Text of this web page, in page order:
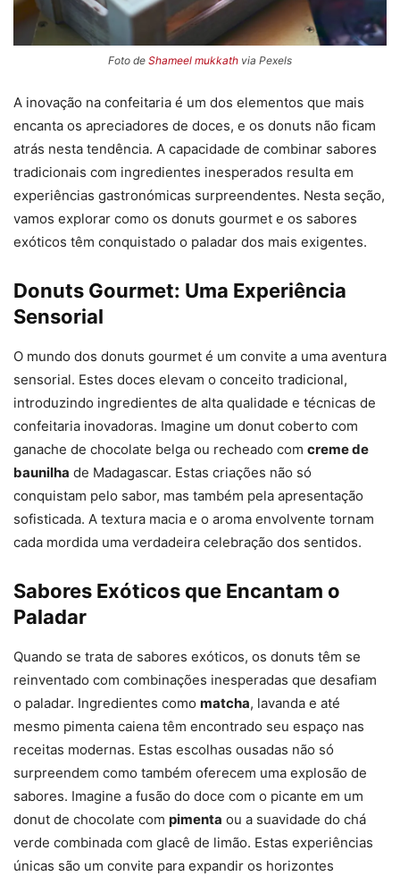
Foto de Shameel mukkath via Pexels
A inovação na confeitaria é um dos elementos que mais
encanta os apreciadores de doces, e os donuts não ficam
atrás nesta tendência. A capacidade de combinar sabores
tradicionais com ingredientes inesperados resulta em
experiências gastronómicas surpreendentes. Nesta seção,
vamos explorar como os donuts gourmet e os sabores
exóticos têm conquistado o paladar dos mais exigentes.
Donuts Gourmet: Uma Experiência
Sensorial
O mundo dos donuts gourmet é um convite a uma aventura
sensorial. Estes doces elevam o conceito tradicional,
introduzindo ingredientes de alta qualidade e técnicas de
confeitaria inovadoras. Imagine um donut coberto com
ganache de chocolate belga ou recheado com creme de
baunilha de Madagascar. Estas criações não só
conquistam pelo sabor, mas também pela apresentação
sofisticada. A textura macia e o aroma envolvente tornam
cada mordida uma verdadeira celebração dos sentidos.
Sabores Exóticos que Encantam o
Paladar
Quando se trata de sabores exóticos, os donuts têm se
reinventado com combinações inesperadas que desafiam
o paladar. Ingredientes como matcha, lavanda e até
mesmo pimenta caiena têm encontrado seu espaço nas
receitas modernas. Estas escolhas ousadas não só
surpreendem como também oferecem uma explosão de
sabores. Imagine a fusão do doce com o picante em um
donut de chocolate com pimenta ou a suavidade do chá
verde combinada com glacê de limão. Estas experiências
únicas são um convite para expandir os horizontes